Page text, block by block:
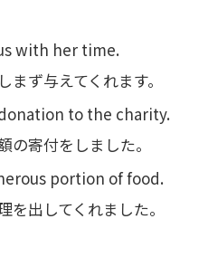
with her time.
ず与えてくれます。
to the charity.
の寄付をしました。
portion of food.
出してくれました。